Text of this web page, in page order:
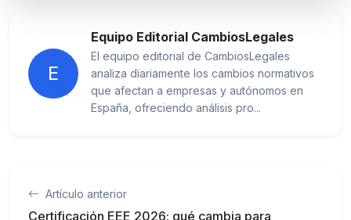
E
Equipo Editorial CambiosLegales
El equipo editorial de CambiosLegales
analiza diariamente los cambios normativos
que afectan a empresas y autónomos en
España, ofreciendo análisis pro...
Artículo anterior
Certificación EEE 2026: qué cambia para